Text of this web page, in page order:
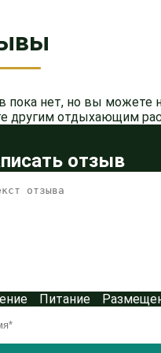
пока нет, но вы можете
другим отдыхающим
отзыв
Питание